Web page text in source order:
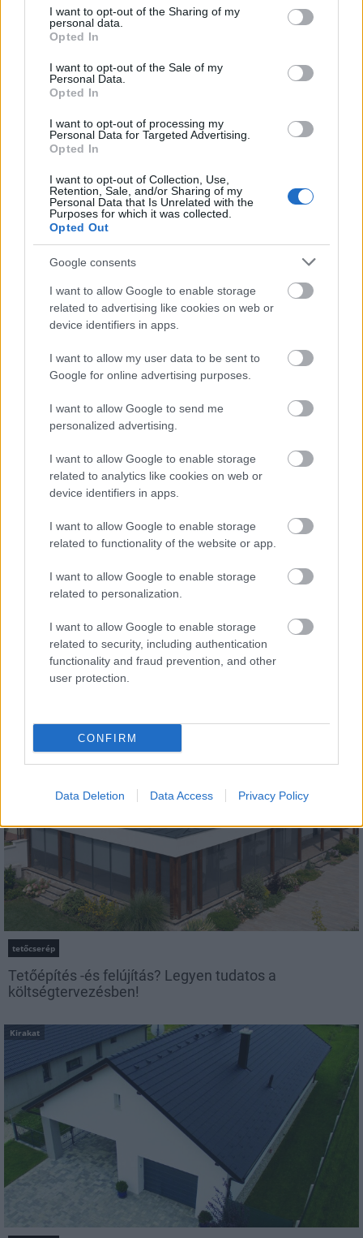
not limited to your visit or usage behaviour. You may click to
grant or deny consent to Google and its third-party tags to
use your data for below specified purposes in below Google
consent section.
I want to opt-out of the Sharing of my
personal data.
Opted In
I want to opt-out of the Sale of my
Personal Data.
Opted In
I want to opt-out of processing my
Personal Data for Targeted Advertising.
Opted In
I want to opt-out of Collection, Use,
Retention, Sale, and/or Sharing of my
Personal Data that Is Unrelated with the
Purposes for which it was collected.
Opted Out
Google consents
I want to allow Google to enable storage
related to advertising like cookies on web or
device identifiers in apps.
I want to allow my user data to be sent to
Google for online advertising purposes.
I want to allow Google to send me
personalized advertising.
I want to allow Google to enable storage
related to analytics like cookies on web or
device identifiers in apps.
I want to allow Google to enable storage
related to functionality of the website or app.
I want to allow Google to enable storage
related to personalization.
I want to allow Google to enable storage
related to security, including authentication
functionality and fraud prevention, and other
user protection.
CONFIRM
Data Deletion Data Access Privacy Policy
Flórián téri felüljárón
KIRAKAT
Tető, ami évtizedeken át gondoskodik a családról
Döntsön könnyedén: válassza az akciós Synus
tetőcserép
Tetőépítés -és felújítás? Legyen tudatos a
költségtervezésben!
Kirakat